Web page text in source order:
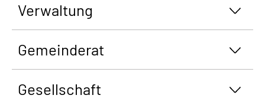
Verwaltung
Gemeinderat
Gesellschaft